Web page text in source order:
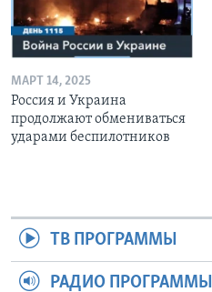
МАРТ 14, 2025
Россия и Украина
продолжают обмениваться
ударами беспилотников
ТВ ПРОГРАММЫ
РАДИО ПРОГРАММЫ